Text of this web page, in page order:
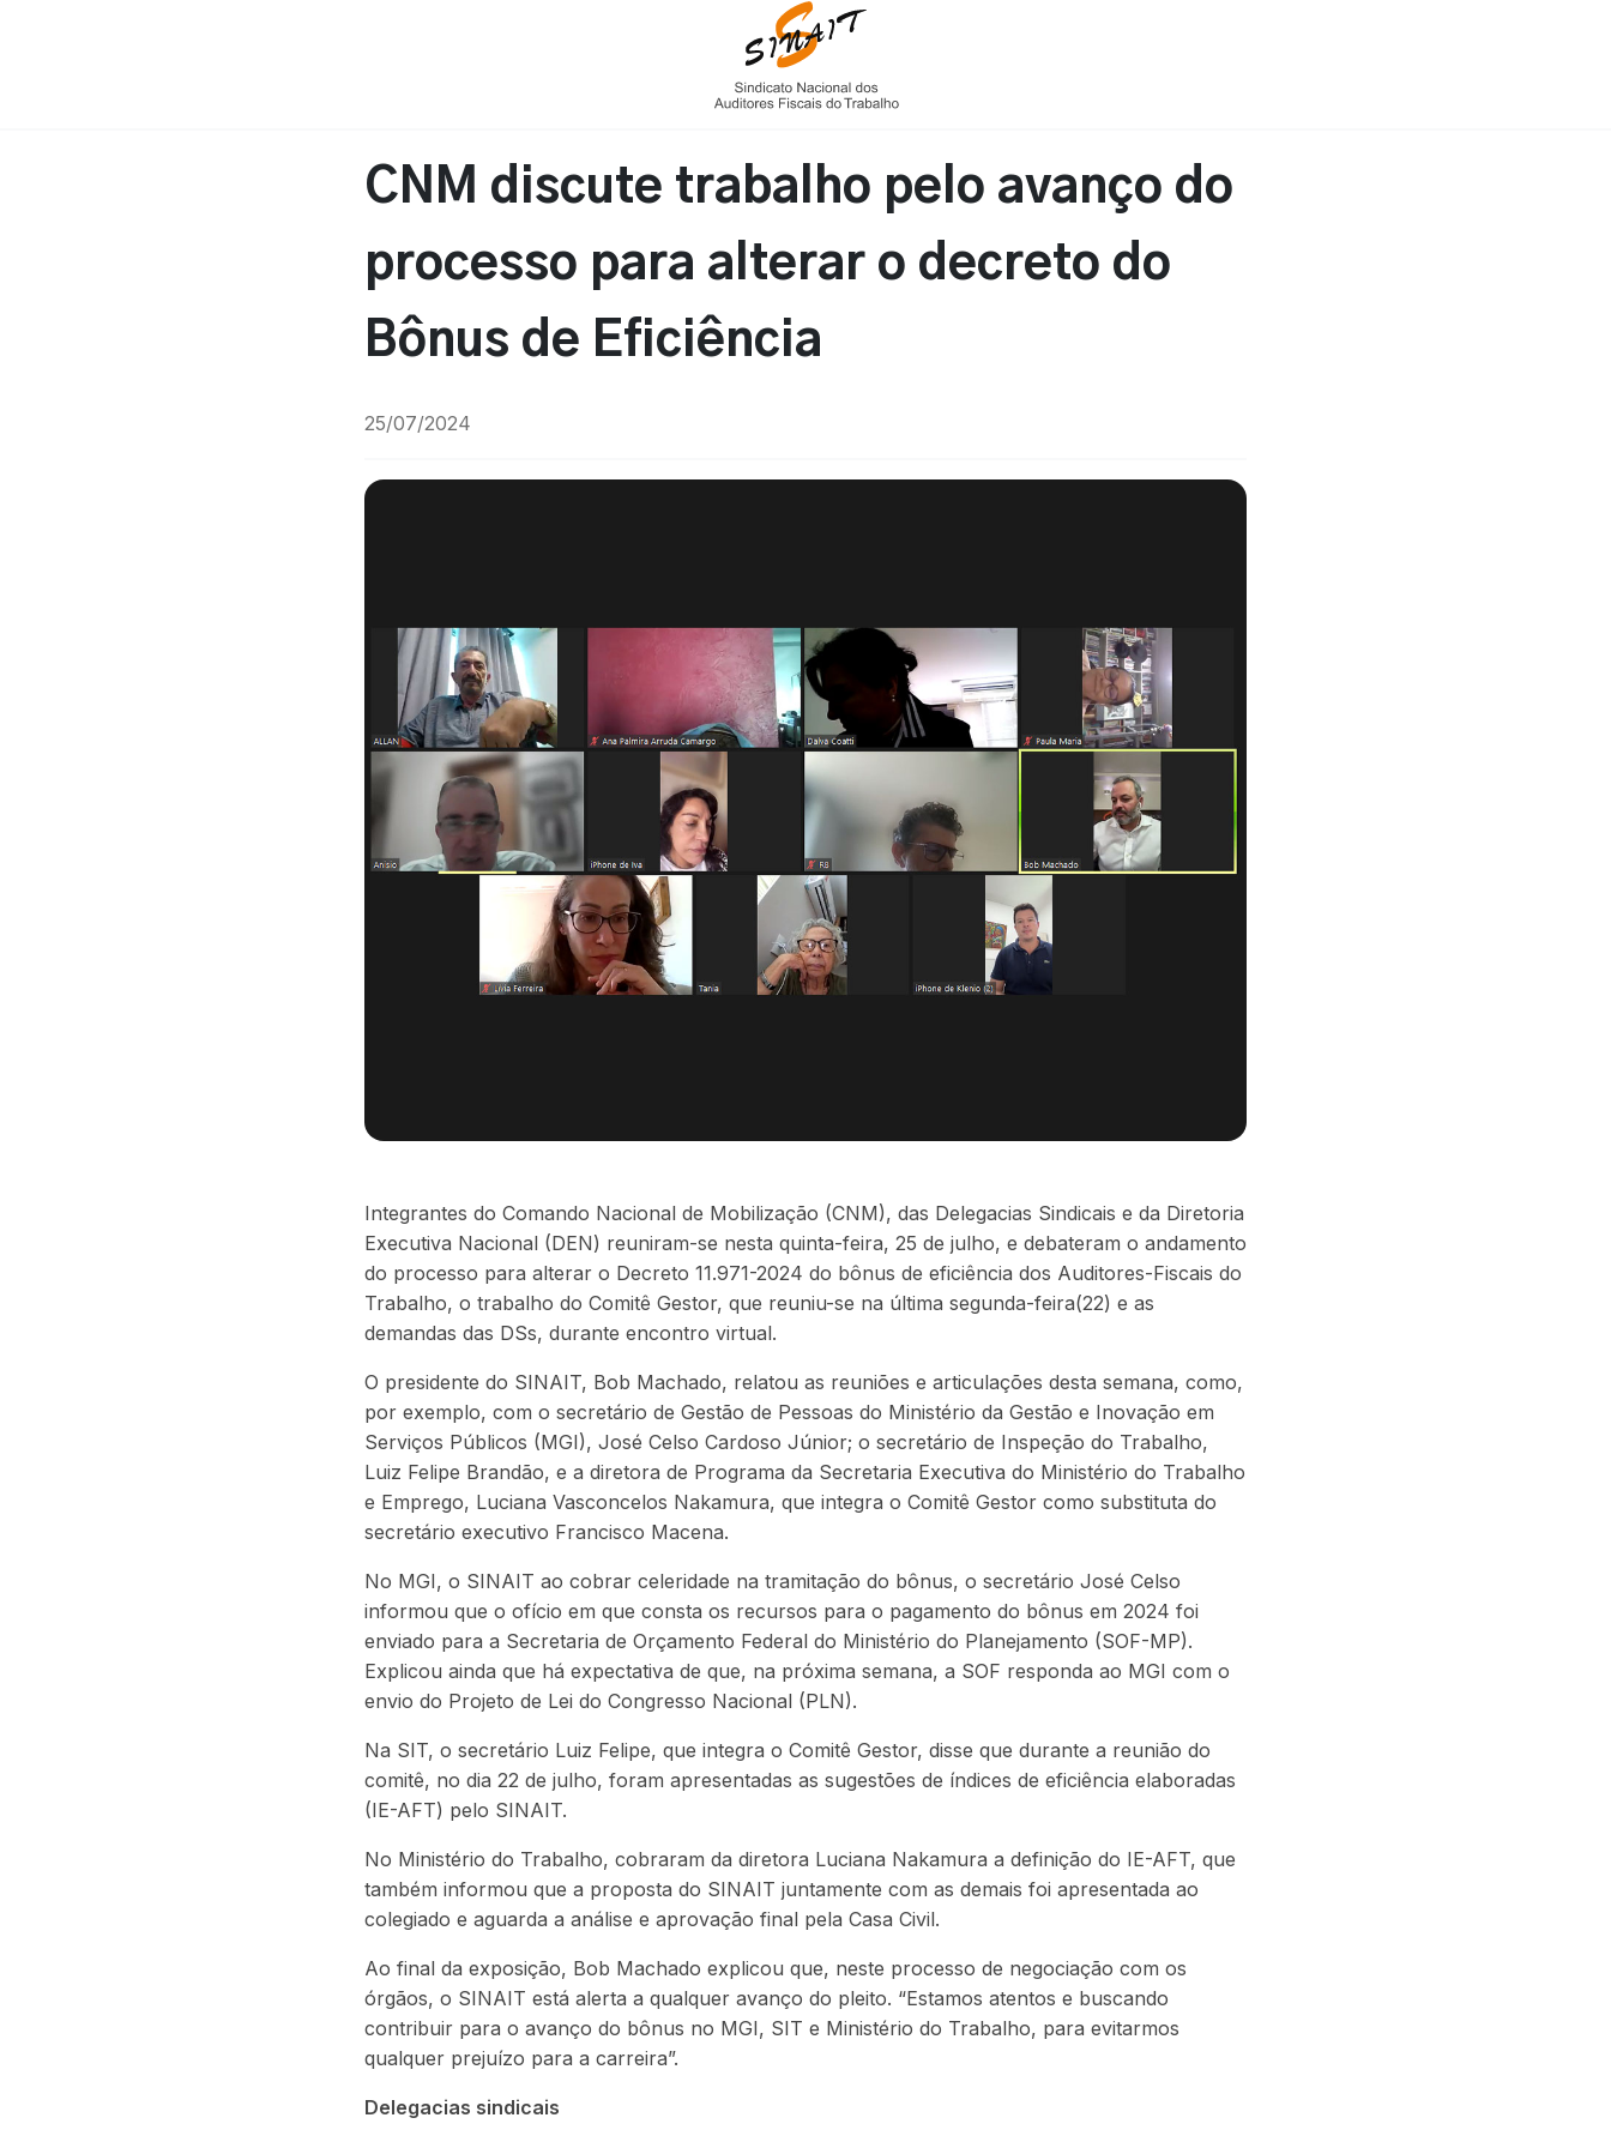
CNM discute trabalho pelo avanço do
processo para alterar o decreto do
Bônus de Eficiência
25/07/2024
Integrantes do Comando Nacional de Mobilização (CNM), das Delegacias Sindicais e da Diretoria
Executiva Nacional (DEN) reuniram-se nesta quinta-feira, 25 de julho, e debateram o andamento
do processo para alterar o Decreto 11.971-2024 do bônus de eficiência dos Auditores-Fiscais do
Trabalho, o trabalho do Comitê Gestor, que reuniu-se na última segunda-feira(22) e as
demandas das DSs, durante encontro virtual.
O presidente do SINAIT, Bob Machado, relatou as reuniões e articulações desta semana, como,
por exemplo, com o secretário de Gestão de Pessoas do Ministério da Gestão e Inovação em
Serviços Públicos (MGI), José Celso Cardoso Júnior; o secretário de Inspeção do Trabalho,
Luiz Felipe Brandão, e a diretora de Programa da Secretaria Executiva do Ministério do Trabalho
e Emprego, Luciana Vasconcelos Nakamura, que integra o Comitê Gestor como substituta do
secretário executivo Francisco Macena.
No MGI, o SINAIT ao cobrar celeridade na tramitação do bônus, o secretário José Celso
informou que o ofício em que consta os recursos para o pagamento do bônus em 2024 foi
enviado para a Secretaria de Orçamento Federal do Ministério do Planejamento (SOF-MP).
Explicou ainda que há expectativa de que, na próxima semana, a SOF responda ao MGI com o
envio do Projeto de Lei do Congresso Nacional (PLN).
Na SIT, o secretário Luiz Felipe, que integra o Comitê Gestor, disse que durante a reunião do
comitê, no dia 22 de julho, foram apresentadas as sugestões de índices de eficiência elaboradas
(IE-AFT) pelo SINAIT.
No Ministério do Trabalho, cobraram da diretora Luciana Nakamura a definição do IE-AFT, que
também informou que a proposta do SINAIT juntamente com as demais foi apresentada ao
colegiado e aguarda a análise e aprovação final pela Casa Civil.
Ao final da exposição, Bob Machado explicou que, neste processo de negociação com os
órgãos, o SINAIT está alerta a qualquer avanço do pleito. “Estamos atentos e buscando
contribuir para o avanço do bônus no MGI, SIT e Ministério do Trabalho, para evitarmos
qualquer prejuízo para a carreira”.
Delegacias sindicais